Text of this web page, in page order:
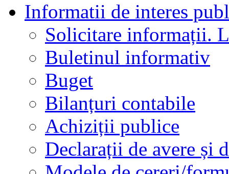
Informatii de interes
Solicitare informații.
Buletinul informativ
Buget
Bilanțuri contabile
Achiziții publice
Declarații de avere și